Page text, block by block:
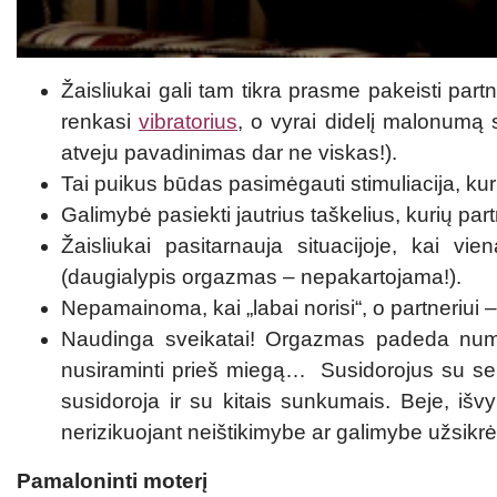
Žaisliukai gali tam tikra prasme pakeisti
renkasivibratorius, o vyrai didelį malonumą
atveju pavadinimas dar ne viskas!).
Tai puikus būdas pasimėgauti stimuliacija,
Galimybė pasiekti jautrius taškelius, kurių
Žaisliukai pasitarnauja situacijoje, kai
(daugialypis orgazmas – nepakartojama!).
Nepamainoma, kai „labai norisi“, o partneriui
Naudinga sveikatai! Orgazmas padeda
nusiraminti prieš miegą… Susidorojus su
susidoroja ir su kitais sunkumais. Beje,
nerizikuojant neištikimybe ar galimybe
Pamaloninti moterį